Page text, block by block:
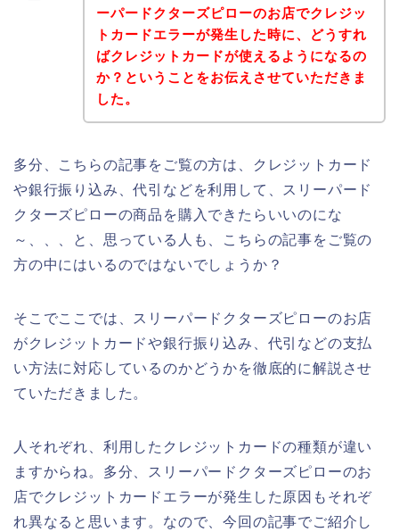
ーパードクターズピローのお店でクレジッ
トカードエラーが発生した時に、どうすれ
ばクレジットカードが使えるようになるの
か？ということをお伝えさせていただきま
した。
多分、こちらの記事をご覧の方は、クレジットカード
や銀行振り込み、代引などを利用して、スリーパード
クターズピローの商品を購入できたらいいのにな
～、、、と、思っている人も、こちらの記事をご覧の
方の中にはいるのではないでしょうか？
そこでここでは、スリーパードクターズピローのお店
がクレジットカードや銀行振り込み、代引などの支払
い方法に対応しているのかどうかを徹底的に解説させ
ていただきました。
人それぞれ、利用したクレジットカードの種類が違い
ますからね。多分、スリーパードクターズピローのお
店でクレジットカードエラーが発生した原因もそれぞ
れ異なると思います。なので、今回の記事でご紹介し